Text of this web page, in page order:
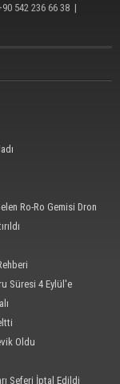
542 236 66 38 |
Ro-Ro Gemisi Dron
Süresi 4 Eylül'e
Oldu
Seferi İptal Edildi